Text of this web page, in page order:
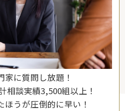
家に質問し放題！
相談実績3,500組以上！
うが圧倒的に早い！